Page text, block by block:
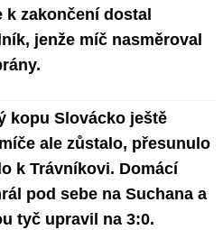
k zakončení dostal
jenže míč nasměroval
kopu Slovácko ještě
ale zůstalo, přesunulo
k Trávníkovi. Domácí
pod sebe na Suchana a
tyč upravil na 3:0.